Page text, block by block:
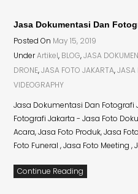
Jasa Dokumentasi Dan
Posted On May 15, 2019
UnderArtikel, BLOG,JASA
DRONE,JASA FOTO JAKARTA,JASA
VIDEOGRAPHY
Jasa Dokumentasi Dan
Fotografi Jakarta - Jasa Foto
Acara, Jasa Foto Produk, Jasa
Foto Funeral , Jasa Foto Meeting ,
Continue Reading